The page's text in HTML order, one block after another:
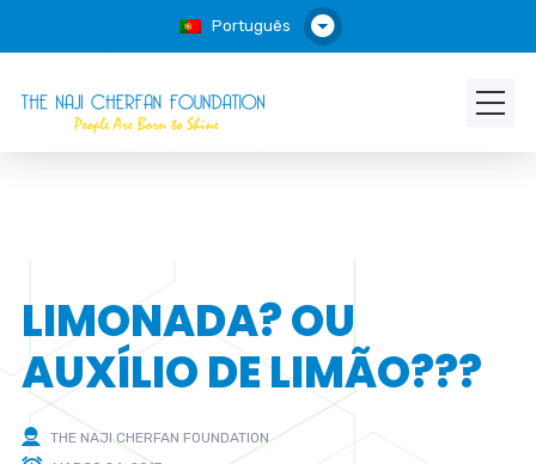
Português
LIMONADA? OU
AUXÍLIO DE LIMÃO???
THE NAJI CHERFAN FOUNDATION